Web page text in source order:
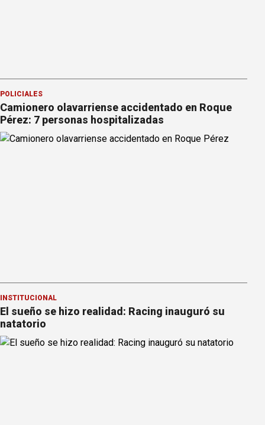
POLICIALES
Camionero olavarriense accidentado en Roque
Pérez: 7 personas hospitalizadas
INSTITUCIONAL
El sueño se hizo realidad: Racing inauguró su
natatorio